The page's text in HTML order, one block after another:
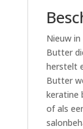
Nieuw
Butter
herstelt
Butter
keratine
of als